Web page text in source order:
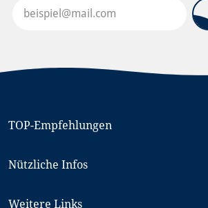
TOP-Empfehlungen
Rad & Schiff Nordholland
Rad & Schiff Berlin - Stralsund, MS
Nützliche Infos
Reisebedingungen (AGB)
Weitere Links